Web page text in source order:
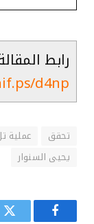
رابط
d4np
تحقق عملية
يحيى السنوار
فيسبوك